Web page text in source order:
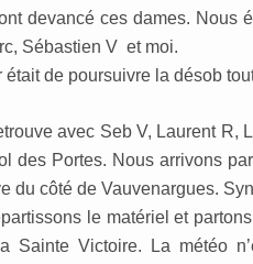
devancé ces dames. Nous
Sébastien V et moi.
était de poursuivre la désob
avec Seb V, Laurent R,
des Portes. Nous arrivons
du côté de Vauvenargues.
le matériel et
Sainte Victoire. La météo